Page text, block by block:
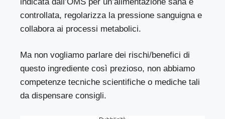
controllata, regolarizza la pressione sanguigna e
collabora ai processi metabolici.
Ma non vogliamo parlare dei rischi/benefici di
questo ingrediente così prezioso, non abbiamo
competenze tecniche scientifiche o mediche tali
da dispensare consigli.